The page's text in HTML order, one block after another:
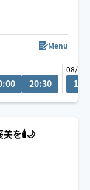
れ以上の場合
している間に
は新
Menu
20:30
08/08
美を🕯️🌙